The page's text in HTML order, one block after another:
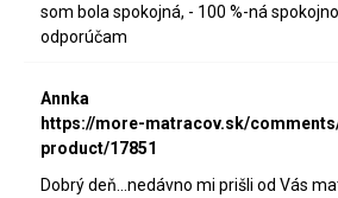
som bola spokojná, - 100 %-ná
odporúčam
Annka
https://more-matracov.sk/
product/17851
Dobrý deň...nedávno mi prišli od Vás